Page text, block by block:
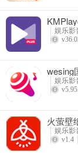
娱乐影
wesing
娱乐影
火萤壁
娱乐影
v1.4